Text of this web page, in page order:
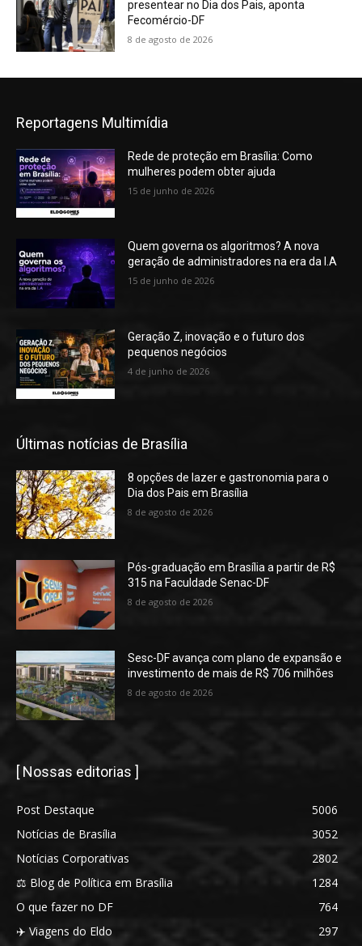
presentear no Dia dos Pais, aponta
Fecomércio-DF
8 de agosto de 2026
Reportagens Multimídia
Rede de proteção em Brasília: Como
mulheres podem obter ajuda
15 de junho de 2026
Quem governa os algoritmos? A nova
geração de administradores na era da I.A
15 de junho de 2026
Geração Z, inovação e o futuro dos
pequenos negócios
4 de junho de 2026
Últimas notícias de Brasília
8 opções de lazer e gastronomia para o
Dia dos Pais em Brasília
8 de agosto de 2026
Pós-graduação em Brasília a partir de R$
315 na Faculdade Senac-DF
8 de agosto de 2026
Sesc-DF avança com plano de expansão e
investimento de mais de R$ 706 milhões
8 de agosto de 2026
[ Nossas editorias ]
Post Destaque
5006
Notícias de Brasília
3052
Notícias Corporativas
2802
⚖️ Blog de Política em Brasília
1284
O que fazer no DF
764
✈️ Viagens do Eldo
297